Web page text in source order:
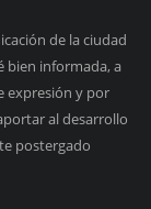
de la ciudad
bien informada, a
expresión y por
al desarrollo
postergado